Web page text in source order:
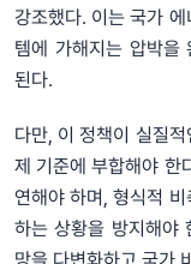
강조했다. 이는 국가
템에 가해지는 압박을
된다.
다만, 이 정책이 실질
제 기준에 부합해야 한
연해야 하며, 형식적
하는 상황을 방지해야